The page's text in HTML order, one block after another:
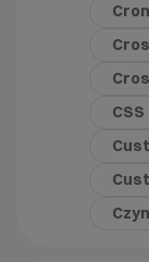
CSS